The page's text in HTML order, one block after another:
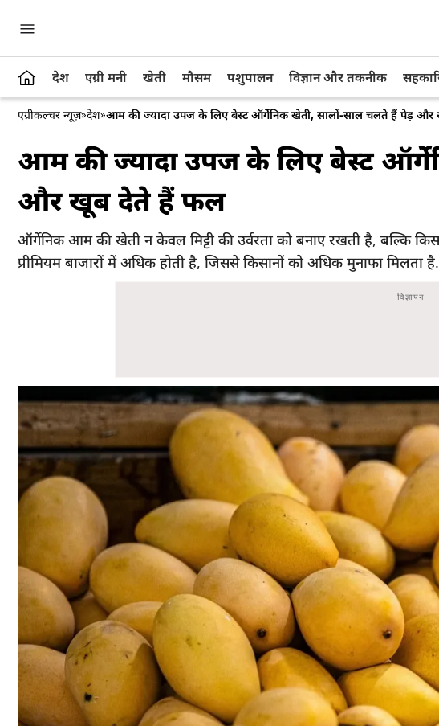
देश एग्री मनी खेती मौसम पशुपालन विज्ञान और तकनीक
एग्रीकल्चर न्यूज़»देश»आम की ज्यादा उपज के लिए बेस्ट ऑर्गेनिक खेती, सालों-साल चलते हैं पेड़
आम की ज्यादा उपज के लिए बेस्ट
और खूब देते हैं फल
ऑर्गेनिक आम की खेती न केवल मिट्टी की उर्वरता को बनाए रखती है, बल्कि
प्रीमियम बाजारों में अधिक होती है, जिससे किसानों को अधिक मुनाफा मिलता है.